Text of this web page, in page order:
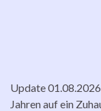
Update
Jahren auf ein